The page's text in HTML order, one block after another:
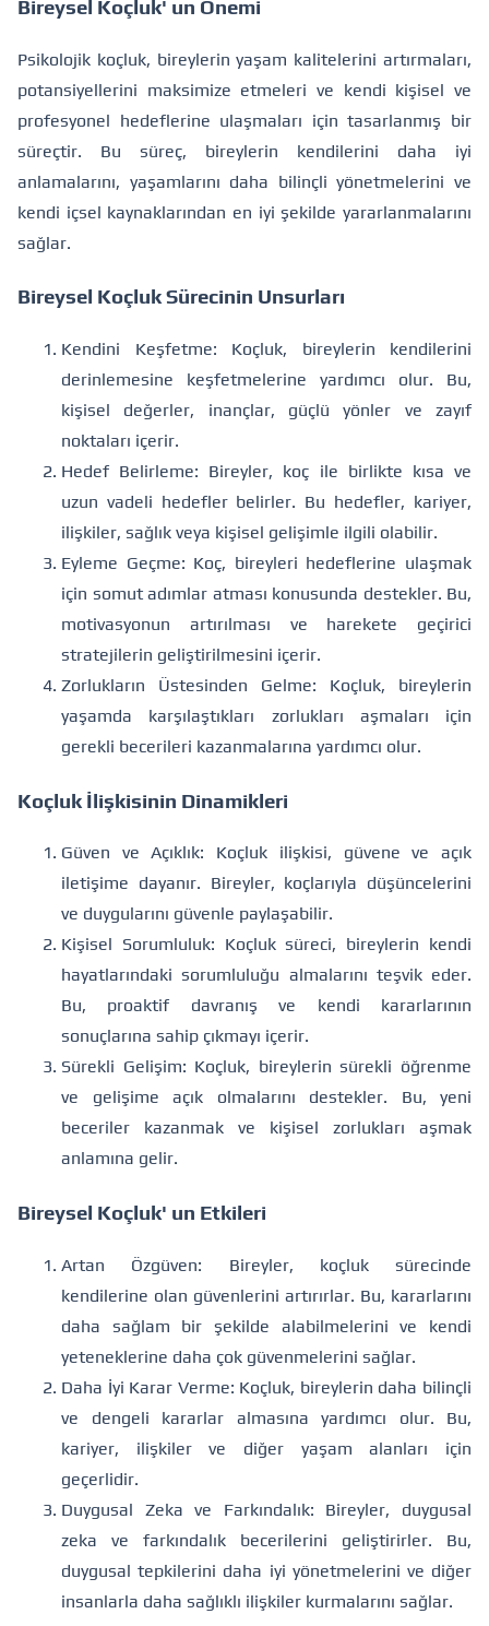
Bireysel Koçluk' un Önemi
Psikolojik koçluk, bireylerin yaşam kalitelerini artırmaları,
potansiyellerini maksimize etmeleri ve kendi kişisel ve
profesyonel hedeflerine ulaşmaları için tasarlanmış bir
süreçtir. Bu süreç, bireylerin kendilerini daha iyi
anlamalarını, yaşamlarını daha bilinçli yönetmelerini ve
kendi içsel kaynaklarından en iyi şekilde yararlanmalarını
sağlar.
Bireysel Koçluk Sürecinin Unsurları
Kendini Keşfetme: Koçluk, bireylerin kendilerini
derinlemesine keşfetmelerine yardımcı olur. Bu,
kişisel değerler, inançlar, güçlü yönler ve zayıf
noktaları içerir.
Hedef Belirleme: Bireyler, koç ile birlikte kısa ve
uzun vadeli hedefler belirler. Bu hedefler, kariyer,
ilişkiler, sağlık veya kişisel gelişimle ilgili olabilir.
Eyleme Geçme: Koç, bireyleri hedeflerine ulaşmak
için somut adımlar atması konusunda destekler. Bu,
motivasyonun artırılması ve harekete geçirici
stratejilerin geliştirilmesini içerir.
Zorlukların Üstesinden Gelme: Koçluk, bireylerin
yaşamda karşılaştıkları zorlukları aşmaları için
gerekli becerileri kazanmalarına yardımcı olur.
Koçluk İlişkisinin Dinamikleri
Güven ve Açıklık: Koçluk ilişkisi, güvene ve açık
iletişime dayanır. Bireyler, koçlarıyla düşüncelerini
ve duygularını güvenle paylaşabilir.
Kişisel Sorumluluk: Koçluk süreci, bireylerin kendi
hayatlarındaki sorumluluğu almalarını teşvik eder.
Bu, proaktif davranış ve kendi kararlarının
sonuçlarına sahip çıkmayı içerir.
Sürekli Gelişim: Koçluk, bireylerin sürekli öğrenme
ve gelişime açık olmalarını destekler. Bu, yeni
beceriler kazanmak ve kişisel zorlukları aşmak
anlamına gelir.
Bireysel Koçluk' un Etkileri
Artan Özgüven: Bireyler, koçluk sürecinde
kendilerine olan güvenlerini artırırlar. Bu, kararlarını
daha sağlam bir şekilde alabilmelerini ve kendi
yeteneklerine daha çok güvenmelerini sağlar.
Daha İyi Karar Verme: Koçluk, bireylerin daha bilinçli
ve dengeli kararlar almasına yardımcı olur. Bu,
kariyer, ilişkiler ve diğer yaşam alanları için
geçerlidir.
Duygusal Zeka ve Farkındalık: Bireyler, duygusal
zeka ve farkındalık becerilerini geliştirirler. Bu,
duygusal tepkilerini daha iyi yönetmelerini ve diğer
insanlarla daha sağlıklı ilişkiler kurmalarını sağlar.